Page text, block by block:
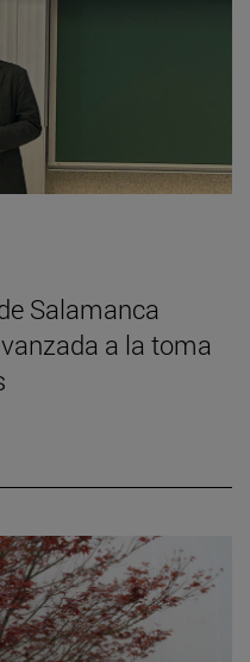
Salamanca
a la toma